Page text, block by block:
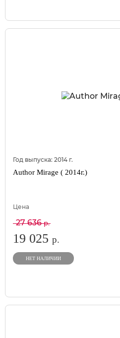
Год выпуска: 2014 г.
Author Mirage ( 2014г.)
Цена
27 636р.
19 025 р.
НЕТ НАЛИЧИИ